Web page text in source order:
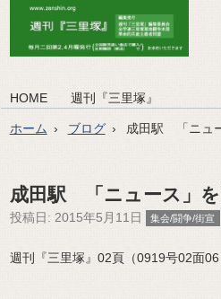
HOME 週刊『三里塚』
ホーム ブログ 成田駅 「ニュ
成田駅 「ニュース」
投稿日: 2015年5月11日 集会/闘争/街宣
週刊『三里塚』02頁（0919号02面06